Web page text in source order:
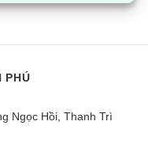
PHÚ
Ngọc Hồi, Thanh Trì